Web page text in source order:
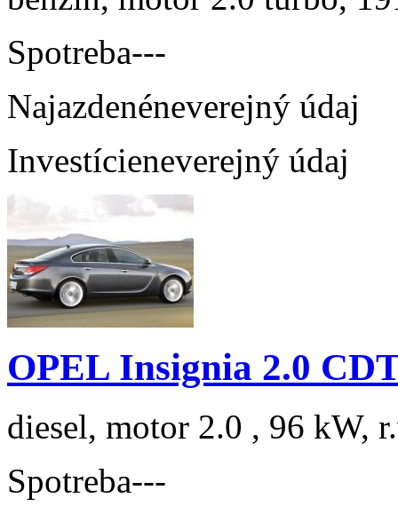
Spotreba---
Najazdenéneverejný údaj
Investícieneverejný údaj
OPEL Insignia 2.0
diesel, motor 2.0 , 96 kW,
Spotreba---